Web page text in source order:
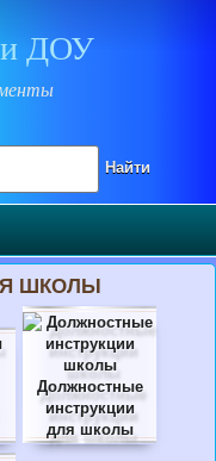
и ДОУ
ШКОЛЫ
Должностные
инструкции
для школы